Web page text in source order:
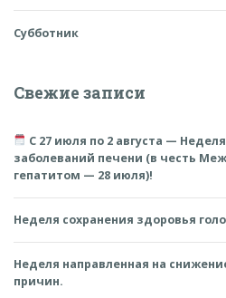
Субботник
Свежие записи
С 27 июля по 2 августа —
заболеваний печени (в честь
гепатитом — 28 июля)!
Неделя сохранения здоровья
Неделя направленная на
причин.